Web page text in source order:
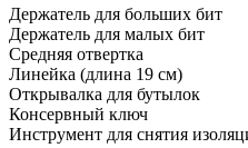
Держатель для больших бит
Держатель для малых бит
Средняя отвертка
Линейка (длина 19 см)
Открывалка для бутылок
Консервный ключ
Инструмент для снятия